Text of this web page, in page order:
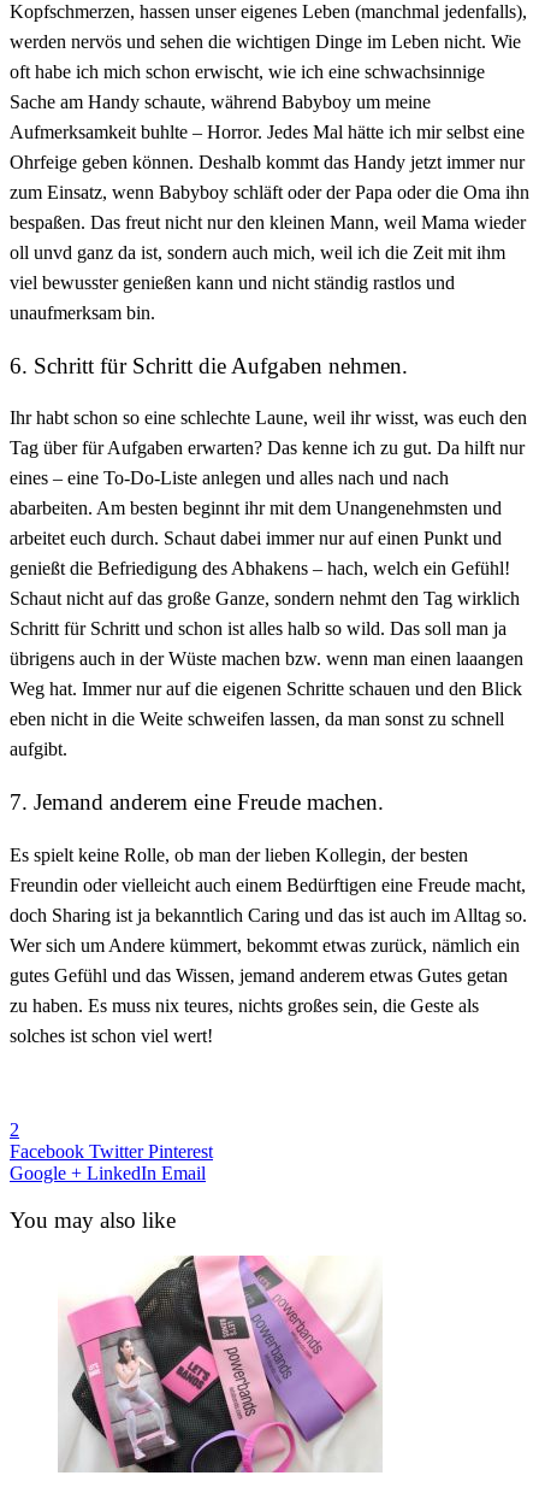
Kopfschmerzen, hassen unser eigenes Leben (manchmal jedenfalls),
werden nervös und sehen die wichtigen Dinge im Leben nicht. Wie
oft habe ich mich schon erwischt, wie ich eine schwachsinnige
Sache am Handy schaute, während Babyboy um meine
Aufmerksamkeit buhlte – Horror. Jedes Mal hätte ich mir selbst eine
Ohrfeige geben können. Deshalb kommt das Handy jetzt immer nur
zum Einsatz, wenn Babyboy schläft oder der Papa oder die Oma ihn
bespaßen. Das freut nicht nur den kleinen Mann, weil Mama wieder
oll unvd ganz da ist, sondern auch mich, weil ich die Zeit mit ihm
viel bewusster genießen kann und nicht ständig rastlos und
unaufmerksam bin.
6. Schritt für Schritt die Aufgaben nehmen.
Ihr habt schon so eine schlechte Laune, weil ihr wisst, was euch den
Tag über für Aufgaben erwarten? Das kenne ich zu gut. Da hilft nur
eines – eine To-Do-Liste anlegen und alles nach und nach
abarbeiten. Am besten beginnt ihr mit dem Unangenehmsten und
arbeitet euch durch. Schaut dabei immer nur auf einen Punkt und
genießt die Befriedigung des Abhakens – hach, welch ein Gefühl!
Schaut nicht auf das große Ganze, sondern nehmt den Tag wirklich
Schritt für Schritt und schon ist alles halb so wild. Das soll man ja
übrigens auch in der Wüste machen bzw. wenn man einen laaangen
Weg hat. Immer nur auf die eigenen Schritte schauen und den Blick
eben nicht in die Weite schweifen lassen, da man sonst zu schnell
aufgibt.
7. Jemand anderem eine Freude machen.
Es spielt keine Rolle, ob man der lieben Kollegin, der besten
Freundin oder vielleicht auch einem Bedürftigen eine Freude macht,
doch Sharing ist ja bekanntlich Caring und das ist auch im Alltag so.
Wer sich um Andere kümmert, bekommt etwas zurück, nämlich ein
gutes Gefühl und das Wissen, jemand anderem etwas Gutes getan
zu haben. Es muss nix teures, nichts großes sein, die Geste als
solches ist schon viel wert!
2
Facebook Twitter Pinterest
Google + LinkedIn Email
You may also like